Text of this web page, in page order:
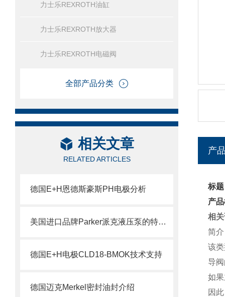
力士乐REXROTH油缸
力士乐REXROTH放大器
力士乐REXROTH电磁阀
全部产品分类
相关文章
RELATED ARTICLES
德国E+H恩德斯豪斯PH电极分析
美国进口品牌Parker派克液压泵的特点及用途
德国E+H电极CLD18-BMOK技术支持
德国迈克Merkel密封油封介绍
产
标
产
相
简
该
导
如
因